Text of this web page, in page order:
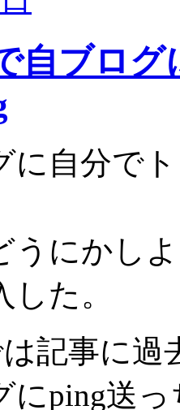
自ブロ
に自分で
うにかし
した。
記事に過
にping送